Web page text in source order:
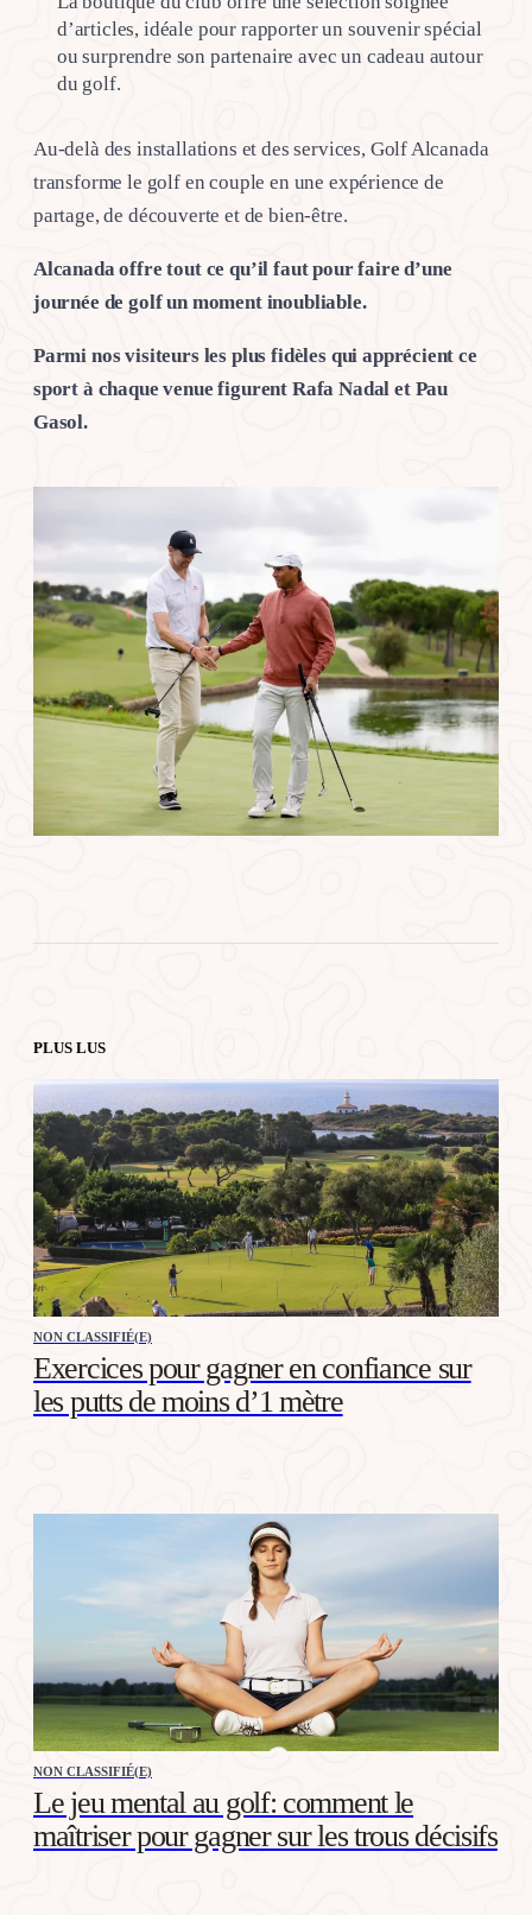
d’articles, idéale pour rapporter un souvenir spécial
ou surprendre son partenaire avec un cadeau autour
du golf.
Au-delà des installations et des services, Golf Alcanada
transforme le golf en couple en une expérience de
partage, de découverte et de bien-être.
Alcanada offre tout ce qu’il faut pour faire d’une
journée de golf un moment inoubliable.
Parmi nos visiteurs les plus fidèles qui apprécient ce
sport à chaque venue figurent Rafa Nadal et Pau
Gasol.
PLUS LUS
NON CLASSIFIÉ(E)
Exercices pour gagner en confiance sur
les putts de moins d’1 mètre
NON CLASSIFIÉ(E)
Le jeu mental au golf: comment le
maîtriser pour gagner sur les trous décisifs